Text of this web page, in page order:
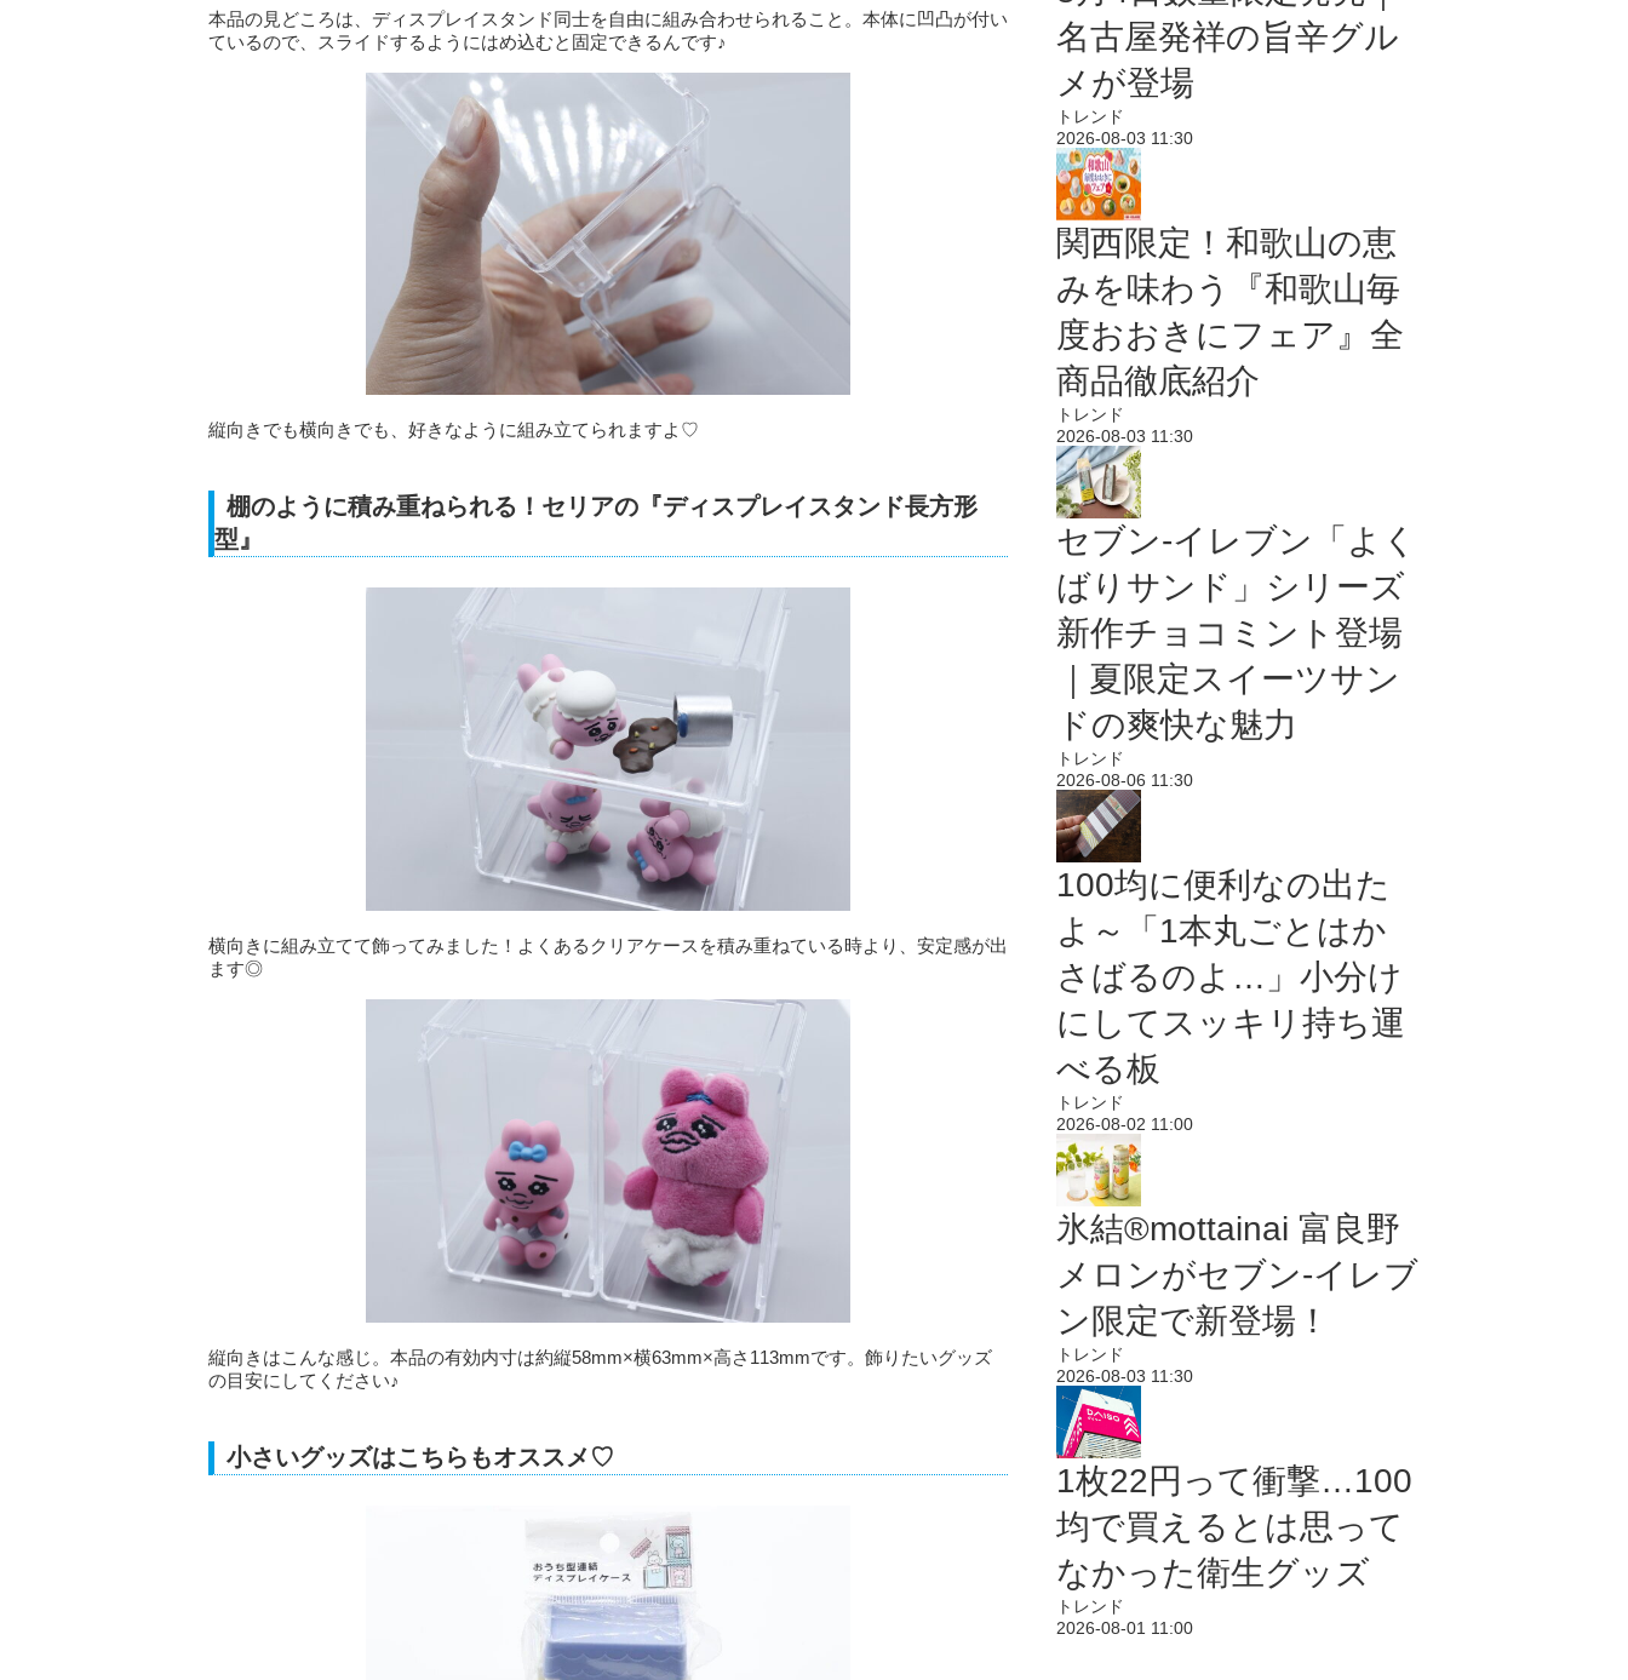
本品の見どころは、ディスプレイスタンド同士を自由に組み合わせられること。本体に凹凸が付い
ているので、スライドするようにはめ込むと固定できるんです♪
縦向きでも横向きでも、好きなように組み立てられますよ♡
棚のように積み重ねられる！セリアの『ディスプレイスタンド長方形
型』
横向きに組み立てて飾ってみました！よくあるクリアケースを積み重ねている時より、安定感が出
ます◎
縦向きはこんな感じ。本品の有効内寸は約縦58mm×横63mm×高さ113mmです。飾りたいグッズ
の目安にしてください♪
小さいグッズはこちらもオススメ♡
名古屋発祥の旨辛グル
メが登場
トレンド
2026-08-03 11:30
関西限定！和歌山の恵
みを味わう『和歌山毎
度おおきにフェア』全
商品徹底紹介
トレンド
2026-08-03 11:30
セブン‐イレブン「よく
ばりサンド」シリーズ
新作チョコミント登場
｜夏限定スイーツサン
ドの爽快な魅力
トレンド
2026-08-06 11:30
100均に便利なの出た
よ～「1本丸ごとはか
さばるのよ…」小分け
にしてスッキリ持ち運
べる板
トレンド
2026-08-02 11:00
氷結®mottainai 富良野
メロンがセブン‐イレブ
ン限定で新登場！
トレンド
2026-08-03 11:30
1枚22円って衝撃…100
均で買えるとは思って
なかった衛生グッズ
トレンド
2026-08-01 11:00